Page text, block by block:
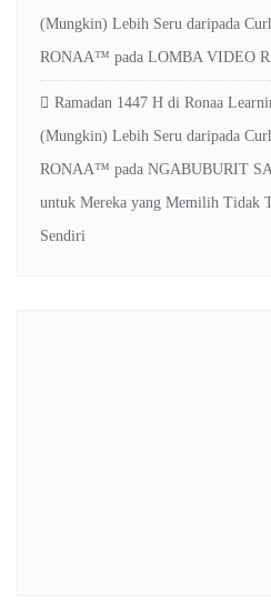
(Mungkin) Lebih Seru daripada
RONAA™ pada LOMBA VIDEO
Ramadan 1447 H di Ronaa
(Mungkin) Lebih Seru daripada
RONAA™ pada NGABUBURIT
untuk Mereka yang Memilih Tidak
Sendiri